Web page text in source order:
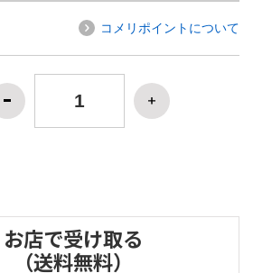
コメリポイントについて
お店で受け取る
（送料無料）